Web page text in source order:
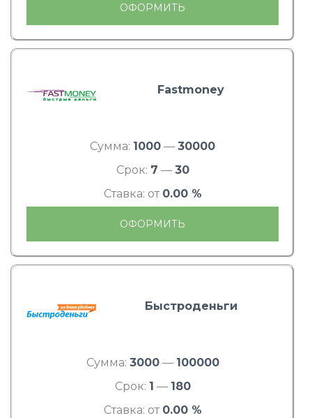
ОФОРМИТЬ
Fastmoney
Сумма: 1000 — 30000
Срок: 7 — 30
Ставка: от 0.00 %
ОФОРМИТЬ
Быстроденьги
Сумма: 3000— 100000
Срок: 1 — 180
Ставка: от 0.00 %